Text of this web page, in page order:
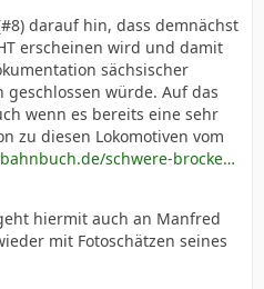
darauf hin, dass demnächst
erscheinen wird und damit
sächsischer
würde. Auf das
wenn es bereits eine sehr
zu diesen Lokomotiven vom
schwere-brocke…
hiermit auch an Manfred
mit Fotoschätzen seines